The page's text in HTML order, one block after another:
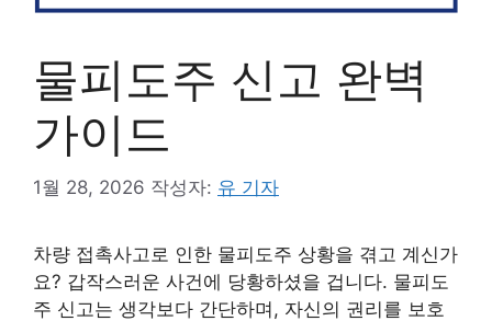
물피도주 신고 완벽
가이드
1월 28, 2026 작성자: 유 기자
차량 접촉사고로 인한 물피도주 상황을 겪고 계신가
요? 갑작스러운 사건에 당황하셨을 겁니다. 물피도
주 신고는 생각보다 간단하며, 자신의 권리를 보호